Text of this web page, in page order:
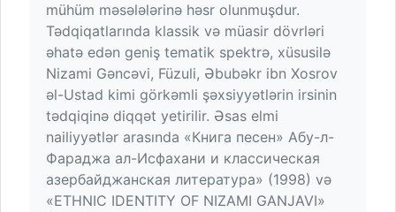
mühüm məsələlərinə həsr olunmuşdur.
Tədqiqatlarında klassik və müasir dövrləri
əhatə edən geniş tematik spektrə, xüsusilə
Nizami Gəncəvi, Füzuli, Əbubəkr ibn Xosrov
əl-Ustad kimi görkəmli şəxsiyyətlərin irsinin
tədqiqinə diqqət yetirilir. Əsas elmi
nailiyyətlər arasında «Книга песен» Абу-л-
Фараджа ал-Исфахани и классическая
азербайджанская литература» (1998) və
«ETHNIC IDENTITY OF NIZAMI GANJAVI»